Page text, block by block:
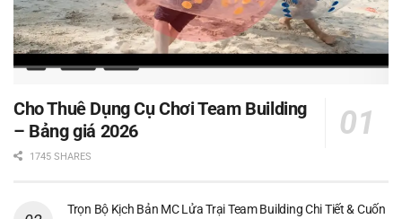
Cho Thuê Dụng Cụ Chơi Team Building
– Bảng giá 2026
1745 SHARES
Trọn Bộ Kịch Bản MC Lửa Trại Team Building Chi Tiết & Cuốn